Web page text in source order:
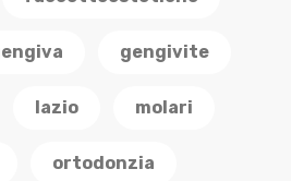
gengivite
lazio molari
ortodonzia